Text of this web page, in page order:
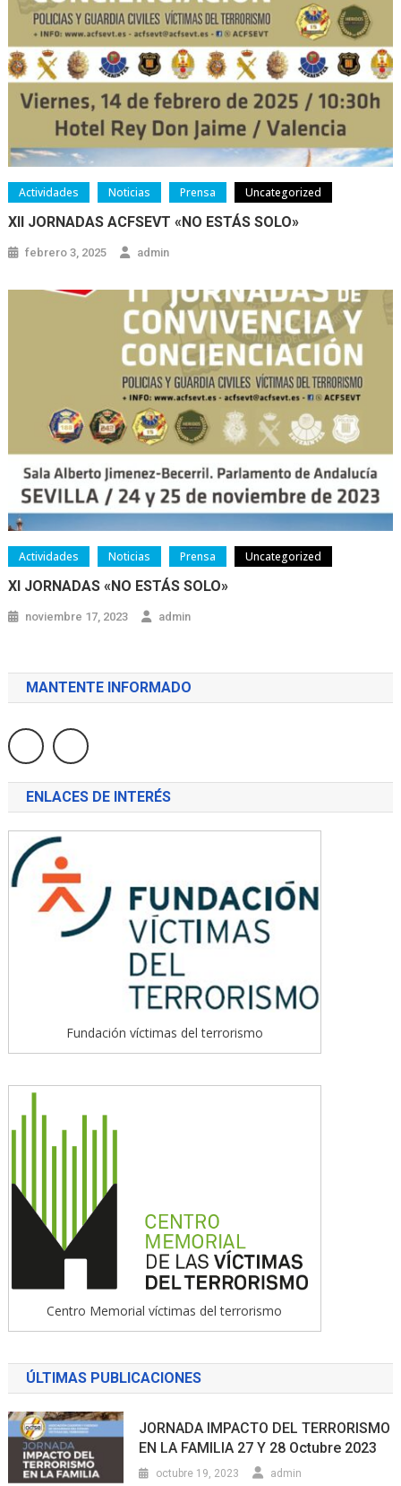
Actividades Noticias Prensa Uncategorized
XII JORNADAS ACFSEVT «NO ESTÁS SOLO»
febrero 3, 2025 admin
Actividades Noticias Prensa Uncategorized
XI JORNADAS «NO ESTÁS SOLO»
noviembre 17, 2023 admin
MANTENTE INFORMADO
ENLACES DE INTERÉS
Fundación víctimas del terrorismo
Centro Memorial víctimas del terrorismo
ÚLTIMAS PUBLICACIONES
JORNADA IMPACTO DEL TERRORISMO
EN LA FAMILIA 27 Y 28 Octubre 2023
octubre 19, 2023 admin